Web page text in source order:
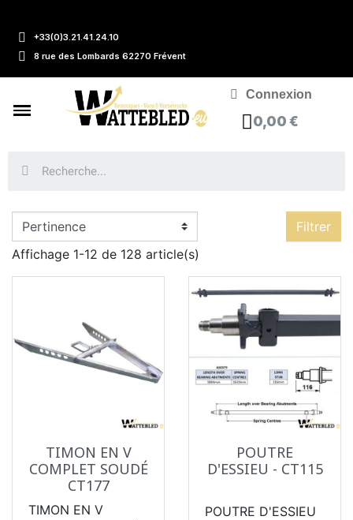
+33(0)3.21.41.24.10
8 rue des Lombards 62270 Frévent
Connexion
0,00 €
Filtrer
Affichage 1-12 de 128 article(s)
TIMON EN V
COMPLET SOUDÉ
CT177
TIMON EN V
POUTRE
D'ESSIEU - CT115
POUTRE D'ESSIEU